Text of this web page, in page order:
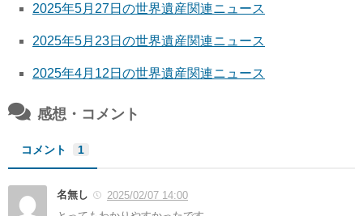
2025年5月27日の世界遺産関連ニュース
2025年5月23日の世界遺産関連ニュース
2025年4月12日の世界遺産関連ニュース
感想・コメント
コメント 1
名無し
2025/02/07 14:00